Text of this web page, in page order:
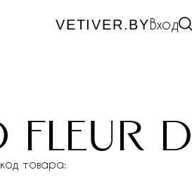
VETIVER.BYВход
fleur
код товара: